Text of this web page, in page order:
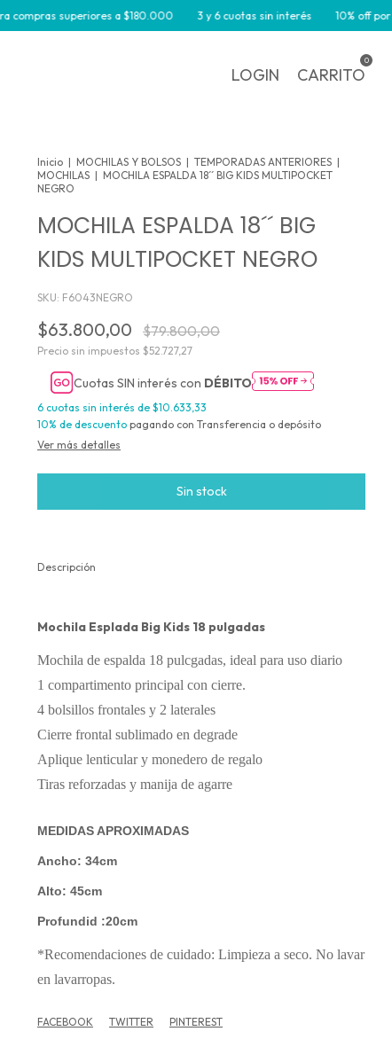
superiores a $180.000 3 y 6 cuotas sin interés 10% off por
LOGIN CARRITO
0
Inicio | MOCHILAS Y BOLSOS | TEMPORADAS ANTERIORES |
MOCHILAS | MOCHILA ESPALDA 18´´ BIG KIDS MULTIPOCKET
NEGRO
MOCHILA ESPALDA 18´´ BIG
KIDS MULTIPOCKET NEGRO
SKU: F6043NEGRO
$63.800,00 $79.800,00
Precio sin impuestos $52.727,27
Cuotas SIN interés con DÉBITO
6 cuotas sin interés de $10.633,33
10% de descuento pagando con Transferencia o depósito
Ver más detalles
Descripción
Mochila Esplada Big Kids 18 pulgadas
Mochila de espalda 18 pulcgadas, ideal para uso diario
1 compartimento principal con cierre.
4 bolsillos frontales y 2 laterales
Cierre frontal sublimado en degrade
Aplique lenticular y monedero de regalo
Tiras reforzadas y manija de agarre
MEDIDAS APROXIMADAS
Ancho: 34cm
Alto: 45cm
Profundid :20cm
*Recomendaciones de cuidado: Limpieza a seco. No lavar
en lavarropas.
FACEBOOK TWITTER PINTEREST